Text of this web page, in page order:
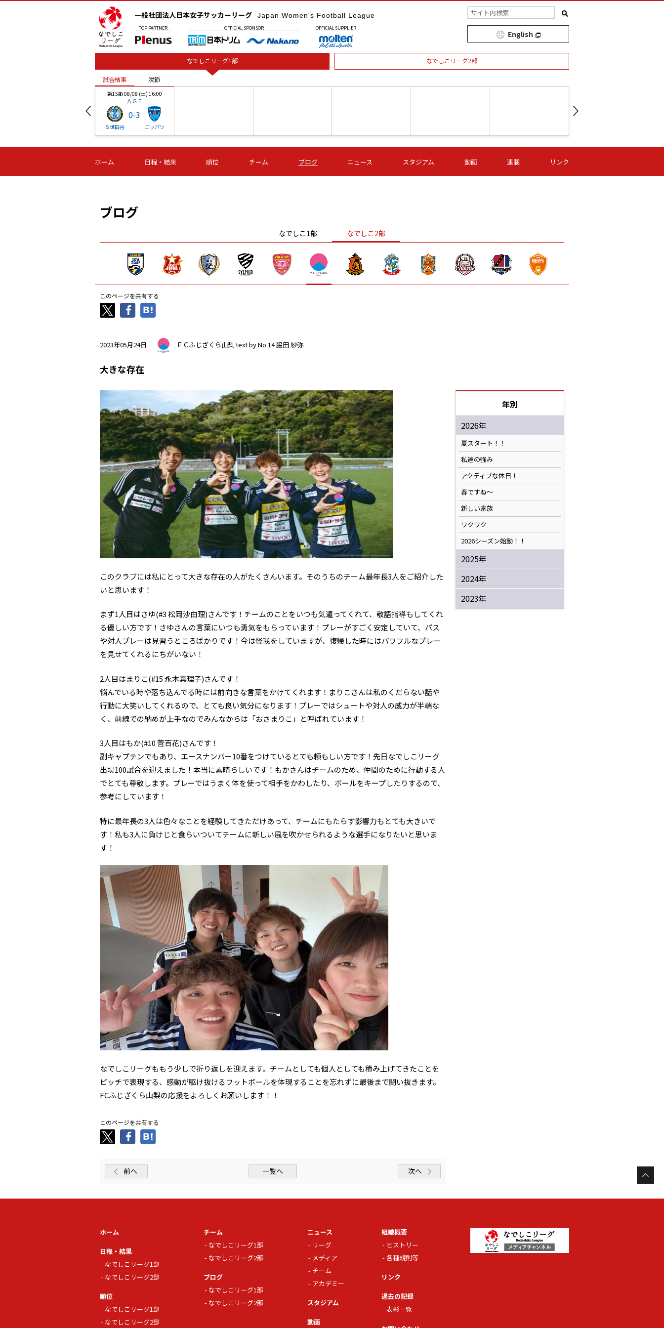
一般社団法人日本女子サッカーリーグ Japan Women's Football League
TOP PARTNER OFFICIAL SPONSOR OFFICIAL SUPPLIER
English
なでしこリーグ1部 なでしこリーグ2部
試合結果 次節
第15節 08/08 (土) 16:00
ＡＧＦ
Ｓ世田谷
0-3
ニッパツ
-
第16節 09/05 (土) 15:00
ニッパツ
-
第16節 09/05 (土) 15:00
石人の星
-
第16節 09/05 (土) 16:00
ＡＧＦ
-
いちご
-
第16節 09/06 (日) 15:00
-
第16節 09/06 (日) 15:00
- -
試合結果 次節
ホーム 日程・結果 順位 チーム ブログ ニュース スタジアム 動画 連載 リンク
ブログ
なでしこ1部 なでしこ2部
このページを共有する
2023年05月24日 ＦＣふじざくら山梨text by No.14 脇田 紗弥
大きな存在
このクラブには私にとって大きな存在の人がたくさんいます。そのうちのチーム最年長3人をご紹介した
いと思います！
まず1人目はさゆ(#3 松岡沙由理)さんです！チームのことをいつも気遣ってくれて、敬語指導もしてくれ
る優しい方です！さゆさんの言葉にいつも勇気をもらっています！プレーがすごく安定していて、パス
や対人プレーは見習うところばかりです！今は怪我をしていますが、復帰した時にはパワフルなプレー
を見せてくれるにちがいない！
2人目はまりこ(#15 永木真理子)さんです！
悩んでいる時や落ち込んでる時には前向きな言葉をかけてくれます！まりこさんは私のくだらない話や
行動に大笑いしてくれるので、とても良い気分になります！プレーではシュートや対人の威力が半端な
く、前線での納めが上手なのでみんなからは「おさまりこ」と呼ばれています！
3人目はもか(#10 菅百花)さんです！
副キャプテンでもあり、エースナンバー10番をつけているとても頼もしい方です！先日なでしこリーグ
出場100試合を迎えました！本当に素晴らしいです！もかさんはチームのため、仲間のために行動する人
でとても尊敬します。プレーではうまく体を使って相手をかわしたり、ボールをキープしたりするので、
参考にしています！
特に最年長の3人は色々なことを経験してきただけあって、チームにもたらす影響力もとても大きいで
す！私も3人に負けじと食らいついてチームに新しい風を吹かせられるような選手になりたいと思いま
す！
なでしこリーグももう少しで折り返しを迎えます。チームとしても個人としても積み上げてきたことを
ピッチで表現する、感動が駆け抜けるフットボールを体現することを忘れずに最後まで闘い抜きます。
FCふじざくら山梨の応援をよろしくお願いします！！
このページを共有する
前へ 一覧へ 次へ
年別
2026年
夏スタート！！
私達の強み
アクティブな休日！
春ですね〜
新しい家族
ワクワク
2026シーズン始動！！
2025年
2024年
2023年
ホーム
日程・結果
なでしこリーグ1部
なでしこリーグ2部
順位
なでしこリーグ1部
なでしこリーグ2部
チーム
なでしこリーグ1部
なでしこリーグ2部
ブログ
なでしこリーグ1部
なでしこリーグ2部
ニュース
リーグ
メディア
チーム
アカデミー
スタジアム
動画
組織概要
ヒストリー
各種規則等
リンク
過去の記録
表彰一覧